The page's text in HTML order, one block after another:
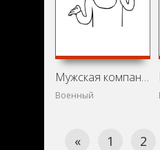
Мужская компания (1963)
Военный
« 1 2